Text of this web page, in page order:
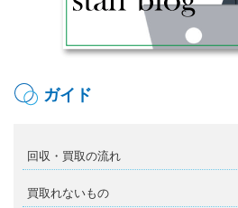
ガイド
回収・買取の流れ
買取れないもの